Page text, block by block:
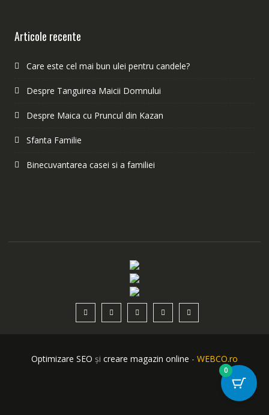
Articole recente
Care este cel mai bun ulei pentru candele?
Despre Tanguirea Maicii Domnului
Despre Maica cu Pruncul din Kazan
Sfanta Familie
Binecuvantarea casei si a familiei
Optimizare SEO și creare magazin online - WEBCO.ro
0